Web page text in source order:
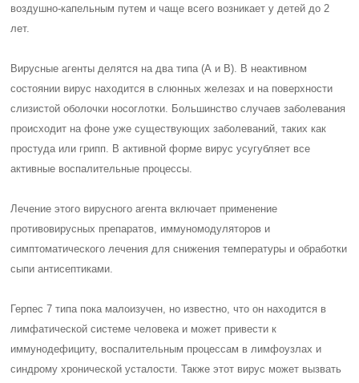
воздушно-капельным путем и чаще всего возникает у детей до 2
лет.
Вирусные агенты делятся на два типа (А и B). В неактивном
состоянии вирус находится в слюнных железах и на поверхности
слизистой оболочки носоглотки. Большинство случаев заболевания
происходит на фоне уже существующих заболеваний, таких как
простуда или грипп. В активной форме вирус усугубляет все
активные воспалительные процессы.
Лечение этого вирусного агента включает применение
противовирусных препаратов, иммуномодуляторов и
симптоматического лечения для снижения температуры и обработки
сыпи антисептиками.
Герпес 7 типа пока малоизучен, но известно, что он находится в
лимфатической системе человека и может привести к
иммунодефициту, воспалительным процессам в лимфоузлах и
синдрому хронической усталости. Также этот вирус может вызвать